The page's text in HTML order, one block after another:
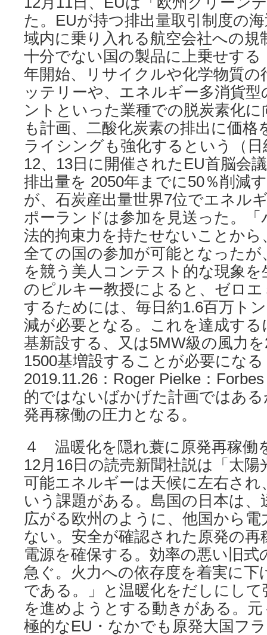
た。EUが持つ排出量取引制度の
域内に乗り入れる航空会社への規
十分でない国の製品に上乗せする
年開始、リサイクルや化学物質の
ッテリーや、エネルギー多消貨
ントといった業種での脱炭素化
も計画、二酸化炭素の排出に価
ライシングも強化するという（日
12、13日に開催されたEU首脳会
排出量を 2050年までに50％削減
が、石炭産出量世界7位でエネル
ポーランドは参加を見送った。
法的拘束力を持たせないことか
全ての国の参加が可能となったが
を競う美人コンテスト的な現象
のピルキー教授によると、ゼロ
するためには、毎日約1.6百万ト
減が必要となる。これを達成す
基新設する、又は5MW級の風力
1500基増設することが必要にな
2019.11.26：Roger Pielke：
的ではないばかげた計画ではあ
発再稼働の圧力となる。
４ 温暖化を隠れ蓑に原発再稼働
12月16日の読売新聞社説は「太
可能エネルギーは天候に左右され
いう課題がある。島国の日本は
広がる欧州のように、他国から
ない。安全が確認された原発の再
電源を確保する。効率の悪い旧式
急ぐ。火力への依存度を着実に
である。」と温暖化をだしにし
を進めようとする動きがある。
極的なEU・なかでも原発大国フ